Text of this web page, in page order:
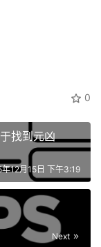
0
找到元凶
12月15日 下午3:19
Next